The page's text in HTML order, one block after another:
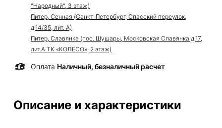
"Народный", 3 этаж)
Питер, Сенная (Санкт-Петербург, Спасский переулок,
д.14/35, лит. А)
Питер, Славянка (пос. Шушары, Московская Славянка д.17,
лит.А ТК «КОЛЕСО», 2 этаж)
Оплата Наличный, безналичный расчет
Описание и характеристики